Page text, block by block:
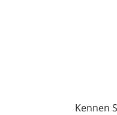
Kennen